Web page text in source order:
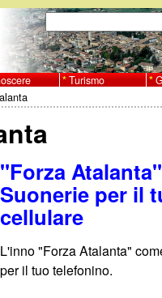
F
o
r
m
d
i
r
i
C
e
r
c
Turismo
"Forza
Suonerie per il
cellulare
L'inno "Forza Atalanta"
per il tuo telefonino.